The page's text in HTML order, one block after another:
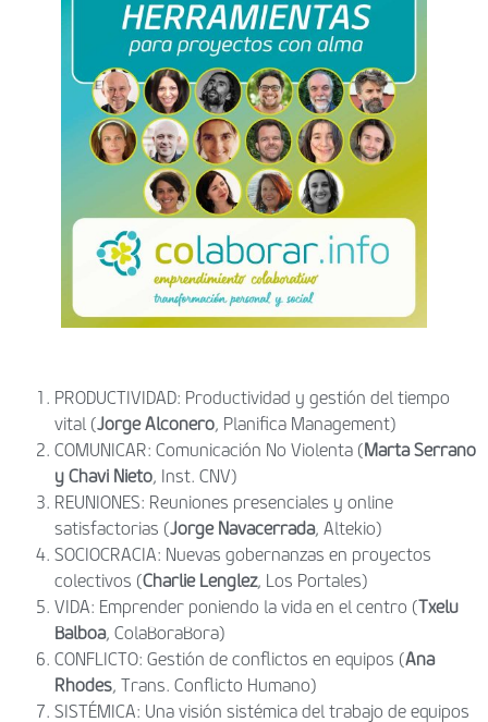
PRODUCTIVIDAD: Productividad y gestión del tiempo
vital (Jorge Alconero, Planifica Management)
COMUNICAR: Comunicación No Violenta (Marta Serrano
y Chavi Nieto, Inst. CNV)
REUNIONES: Reuniones presenciales y online
satisfactorias (Jorge Navacerrada, Altekio)
SOCIOCRACIA: Nuevas gobernanzas en proyectos
colectivos (Charlie Lenglez​, Los Portales)
VIDA: Emprender poniendo la vida en el centro (Txelu
Balboa, ColaBoraBora)
CONFLICTO: Gestión de conflictos en equipos (Ana
Rhodes, Trans. Conflicto Humano)
SISTÉMICA: Una visión sistémica del trabajo de equipos